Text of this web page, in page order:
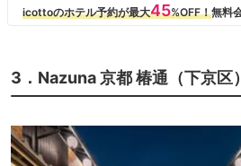
3．Nazuna 京都 椿通（下京区）